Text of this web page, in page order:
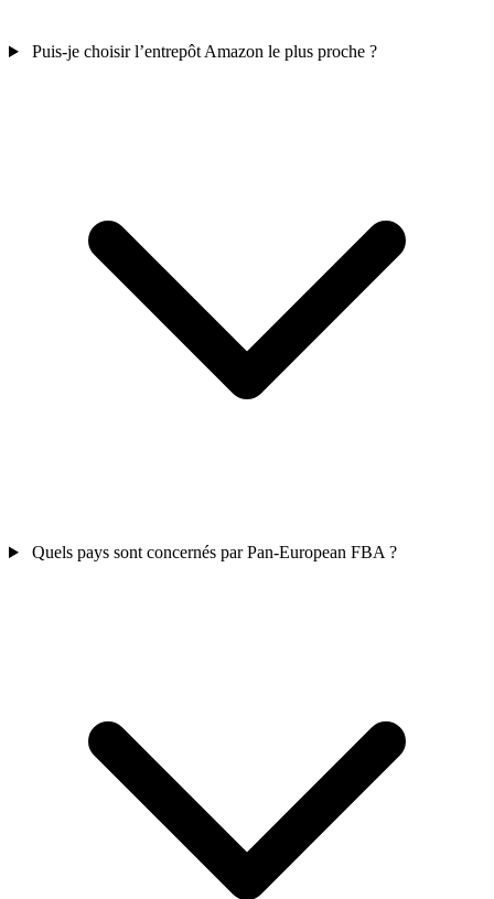
Puis-je choisir l’entrepôt Amazon le plus proche ?
Quels pays sont concernés par Pan-European FBA ?